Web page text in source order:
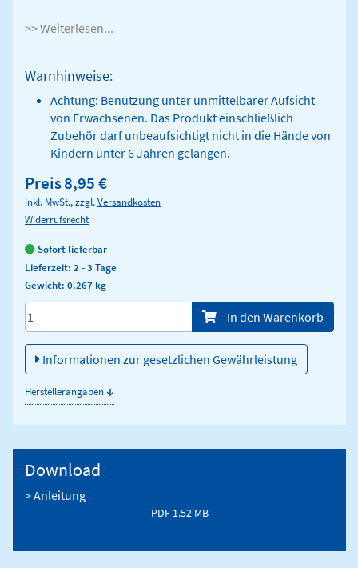
>> Weiterlesen...
Warnhinweise:
Achtung: Benutzung unter unmittelbarer Aufsicht
von Erwachsenen. Das Produkt einschließlich
Zubehör darf unbeaufsichtigt nicht in die Hände von
Kindern unter 6 Jahren gelangen.
Preis8,95 €
inkl. MwSt., zzgl.Versandkosten
Widerrufsrecht
Sofort lieferbar
Lieferzeit: 2 - 3 Tage
Gewicht: 0.267 kg
Menge/Pieces In den Warenkorb
Informationen zur gesetzlichen Gewährleistung
Herstellerangaben↓
Download
> Anleitung
- PDF 1.52 MB -